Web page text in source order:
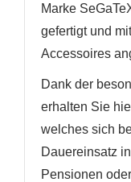
Marke
gefertigt und
Accessoires
Dank der
erhalten Sie
welches sich
Dauereinsatz
Pensionen